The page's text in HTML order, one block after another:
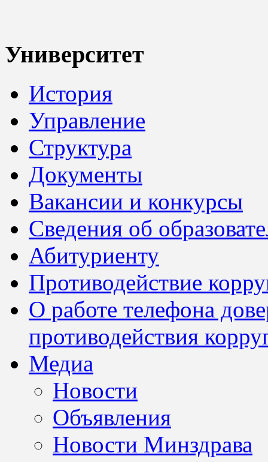
Университет
История
Управление
Структура
Документы
Вакансии и конкурсы
Сведения об
Абитуриенту
Противодействие
О работе телефона
противодействия
Медиа
Новости
Объявления
Новости Минздрава